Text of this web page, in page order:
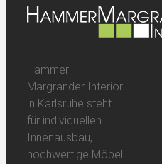
Hammer
Margrander Interior
in Karlsruhe steht
für individuellen
Innenausbau,
hochwertige Möbel